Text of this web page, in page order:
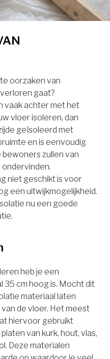
oorzaken van
gaat?
vaak achter met het
vloer isoleren, dan
geïsoleerd met
en is eenvoudig
zullen van
ondervinden.
niet geschikt is voor
een uitwijkmogelijkheid.
nu een goede
heb je een
35 cm hoog is. Mocht dit
materiaal laten
de vloer. Het meest
hiervoor gebruikt
van kurk, hout, vlas,
Deze materialen